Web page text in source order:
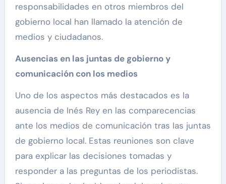
responsabilidades en otros miembros del
gobierno local han llamado la atención de
medios y ciudadanos.
Ausencias en las juntas de gobierno y
comunicación con los medios
Uno de los aspectos más destacados es la
ausencia de Inés Rey en las comparecencias
ante los medios de comunicación tras las juntas
de gobierno local. Estas reuniones son clave
para explicar las decisiones tomadas y
responder a las preguntas de los periodistas.